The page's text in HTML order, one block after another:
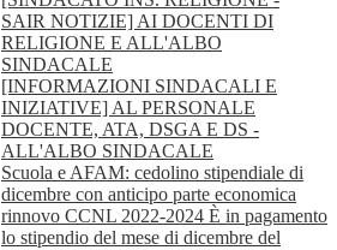
SAIR NOTIZIE] AI DOCENTI DI
RELIGIONE E ALL'ALBO
SINDACALE
[INFORMAZIONI SINDACALI E
INIZIATIVE] AL PERSONALE
DOCENTE, ATA, DSGA E DS -
ALL'ALBO SINDACALE
Scuola e AFAM: cedolino stipendiale di
dicembre con anticipo parte economica
rinnovo CCNL 2022-2024 È in pagamento
lo stipendio del mese di dicembre del